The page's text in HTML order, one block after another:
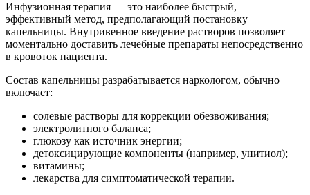
Инфузионная терапия — это наиболее быстрый,
эффективный метод, предполагающий постановку
капельницы. Внутривенное введение растворов позволяет
моментально доставить лечебные препараты непосредственно
в кровоток пациента.
Состав капельницы разрабатывается наркологом, обычно
включает:
солевые растворы для коррекции обезвоживания;
электролитного баланса;
глюкозу как источник энергии;
детоксицирующие компоненты (например, унитиол);
витамины;
лекарства для симптоматической терапии.